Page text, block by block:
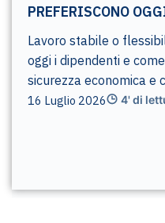
PREFERISCONO
Lavoro stabile o
oggi i dipendenti e
sicurezza economica e
16 Luglio 2026 4' di